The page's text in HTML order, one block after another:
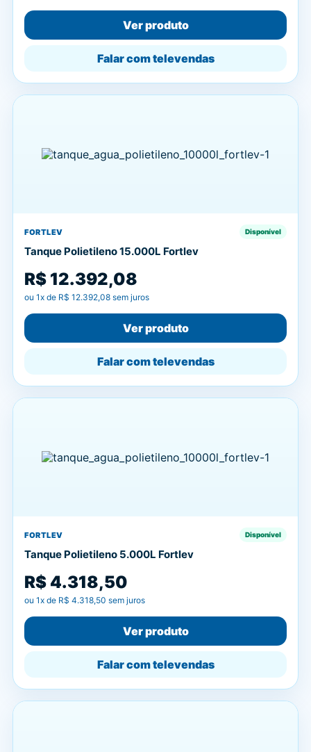
Ver produto
Falar com televendas
FORTLEV Disponível
Tanque Polietileno 15.000L Fortlev
R$ 12.392,08
ou 1x de R$ 12.392,08 sem juros
Ver produto
Falar com televendas
FORTLEV Disponível
Tanque Polietileno 5.000L Fortlev
R$ 4.318,50
ou 1x de R$ 4.318,50 sem juros
Ver produto
Falar com televendas